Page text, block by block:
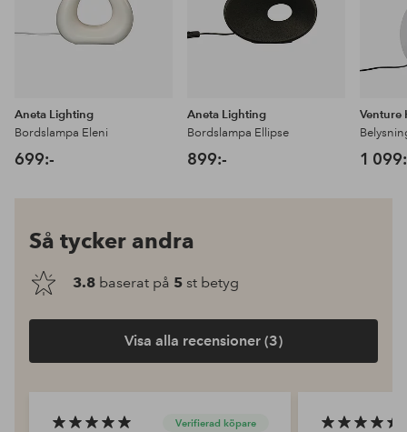
Aneta Lighting
Bordslampa Eleni
699:-
Aneta Lighting
Bordslampa Ellipse
899:-
Venture
1
Så tycker andra
3.8 baserat på 5 st betyg
Visa alla recensioner (3)
Verifierad köpare